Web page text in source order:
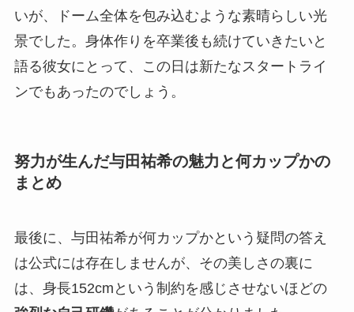
いが、ドーム全体を包み込むような素晴らしい光
景でした。身体作りを卒業後も続けていきたいと
語る彼女にとって、この日は新たなスタートライ
ンでもあったのでしょう。
努力が生んだ与田祐希の魅力と何カップかの
まとめ
最後に、与田祐希が何カップかという疑問の答え
は公式には存在しませんが、その美しさの裏に
は、身長152cmという制約を感じさせないほどの